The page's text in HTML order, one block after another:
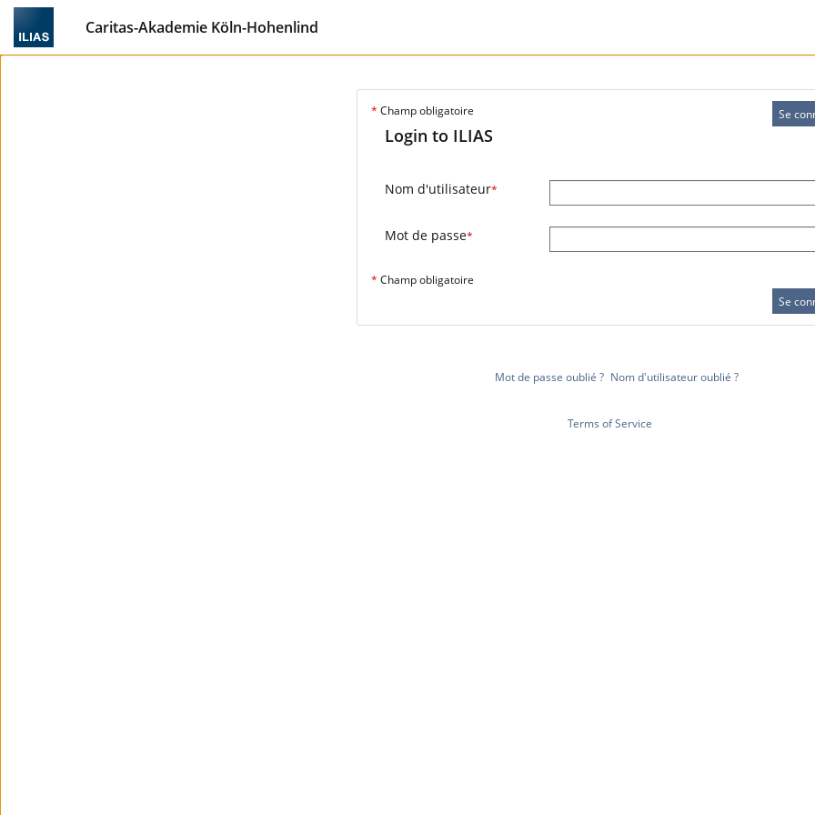
Caritas-Akademie Köln-Hohenlind
Se
* Champ obligatoire
Login to ILIAS
Nom d'utilisateur*
Mot de passe*
* Champ obligatoire
Se
Mot de passe oublié ? Nom d'utilisateur oublié ?
Terms of Service